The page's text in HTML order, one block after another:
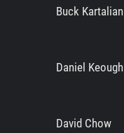
Buck Kartalian
Daniel Keough
David Chow